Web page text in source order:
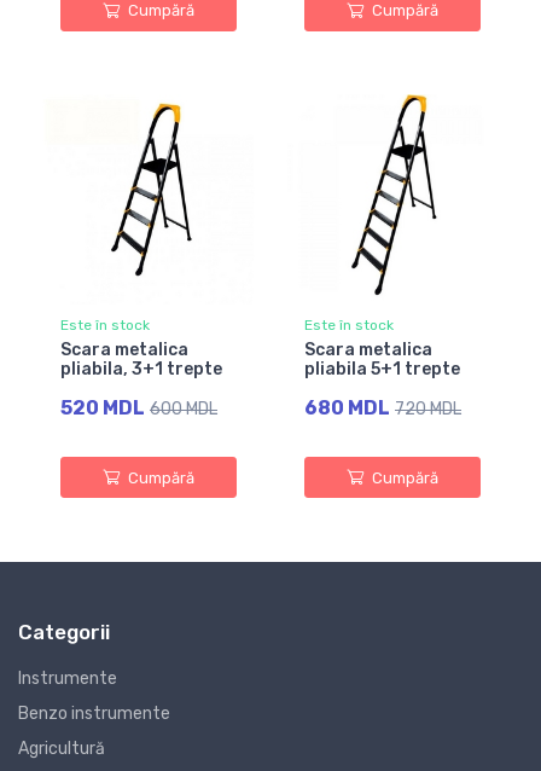
Cumpără Cumpără
Este în stock
Scara metalica
pliabila, 3+1 trepte
520 MDL 600 MDL
Cumpără
Este în stock
Scara metalica
pliabila 5+1 trepte
680 MDL 720 MDL
Cumpără
Categorii
Instrumente
Benzo instrumente
Agricultură